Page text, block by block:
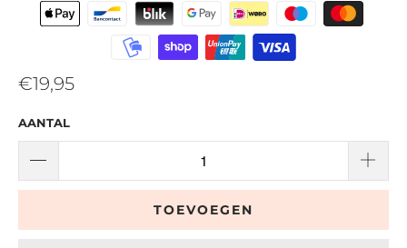
€19,95
AANTAL
TOEVOEGEN